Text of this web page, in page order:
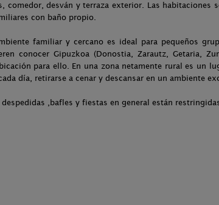
comedor, desván y terraza exterior. Las habitaciones
con baño propio.
familiar y cercano es ideal para pequeños
conocer Gipuzkoa (Donostia, Zarautz, Getaria,
para ello. En una zona netamente rural es un
día, retirarse a cenar y descansar en un ambiente
,bafles y fiestas en general están